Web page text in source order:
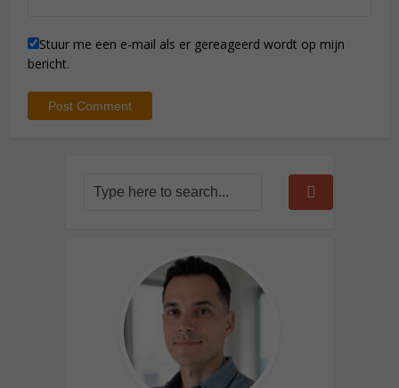
Stuur me een e-mail als er gereageerd wordt op mijn
bericht.